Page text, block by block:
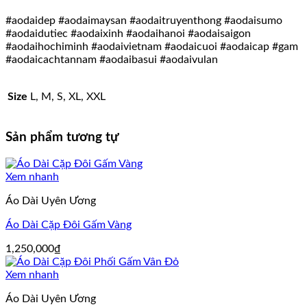
#aodaidep #aodaimaysan #aodaitruyenthong #aodaisumo
#aodaidutiec #aodaixinh #aodaihanoi #aodaisaigon
#aodaihochiminh #aodaivietnam #aodaicuoi #aodaicap #gam
#aodaicachtannam #aodaibasui #aodaivulan
Size L, M, S, XL, XXL
Sản phẩm tương tự
Xem nhanh
Áo Dài Uyên Ương
Áo Dài Cặp Đôi Gấm Vàng
1,250,000₫
Xem nhanh
Áo Dài Uyên Ương